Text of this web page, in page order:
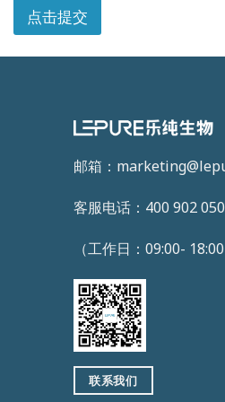
点击提交
邮箱：
客服电话：400 902
（工作日：09:00- 18:00
联系我们